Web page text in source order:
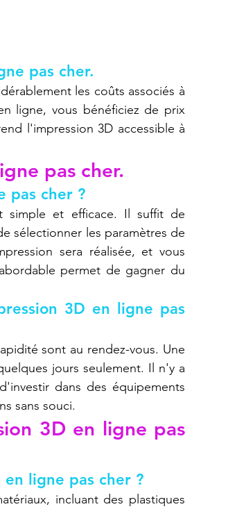
pas cher.
les coûts associés à
ligne, vous bénéficiez de prix
l'impression 3D accessible à
pas cher.
pas cher ?
et efficace. Il suffit de
sélectionner les paramètres de
sera réalisée, et vous
permet de gagner du
3D en ligne pas
sont au rendez-vous. Une
jours seulement. Il n'y a
dans des équipements
sans souci.
3D en ligne pas
ligne pas cher ?
incluant des plastiques